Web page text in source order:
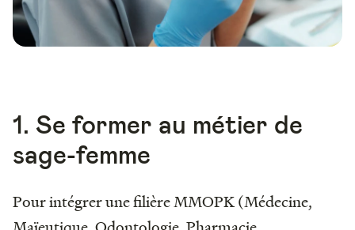
1. Se former au métier de
sage-femme
Pour intégrer une filière MMOPK (Médecine,